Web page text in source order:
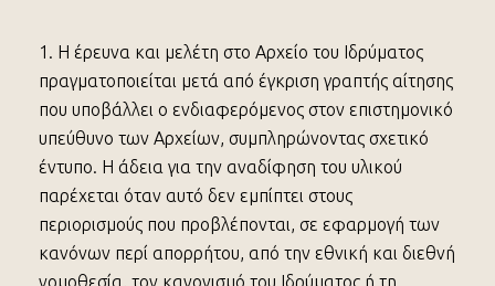
1. Η έρευνα και μελέτη στο Αρχείο του Ιδρύματος
πραγματοποιείται μετά από έγκριση γραπτής αίτησης
που υποβάλλει ο ενδιαφερόμενος στον επιστημονικό
υπεύθυνο των Αρχείων, συμπληρώνοντας σχετικό
έντυπο. Η άδεια για την αναδίφηση του υλικού
παρέχεται όταν αυτό δεν εμπίπτει στους
περιορισμούς που προβλέπονται, σε εφαρμογή των
κανόνων περί απορρήτου, από την εθνική και διεθνή
νομοθεσία, τον κανονισμό του Ιδρύματος ή τη